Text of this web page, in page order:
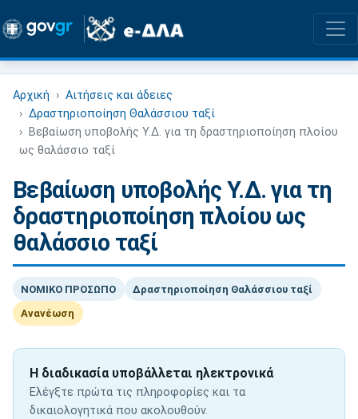
Αρχική
Αιτήσεις και άδειες
Δραστηριοποίηση Θαλάσσιου ταξί
Βεβαίωση υποβολής Υ.Δ. για τη δραστηριοποίηση πλοίου
ως θαλάσσιο ταξί
Βεβαίωση υποβολής Υ.Δ. για τη
δραστηριοποίηση πλοίου ως
θαλάσσιο ταξί
ΝΟΜΙΚΟ ΠΡΟΣΩΠΟ Δραστηριοποίηση Θαλάσσιου ταξί
Ανανέωση
Η διαδικασία υποβάλλεται ηλεκτρονικά
Ελέγξτε πρώτα τις πληροφορίες και τα
δικαιολογητικά που ακολουθούν.